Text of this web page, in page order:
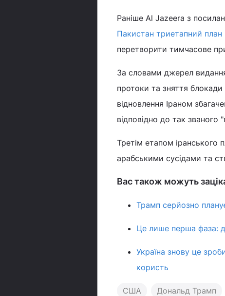
Раніше Al Jazeera з
Пакистан триетапний план
перетворити тимчасове
За словами джерел
протоки та зняття
відновлення Іраном
відповідно до так званого
Третім етапом іранського
арабськими сусідами та
Вас також можуть
Трамп серйозно
Це лише перша фаза:
Україна знову це
користь
США Дональд Трамп